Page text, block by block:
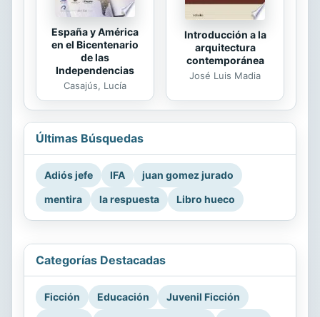
España y América
en el Bicentenario
de las
Independencias
Casajús, Lucía
Introducción a la
arquitectura
contemporánea
José Luis Madia
Últimas Búsquedas
Adiós jefe IFA
juan gomez jurado
mentira
la respuesta Libro hueco
Categorías Destacadas
Ficción Educación
Juvenil Ficción